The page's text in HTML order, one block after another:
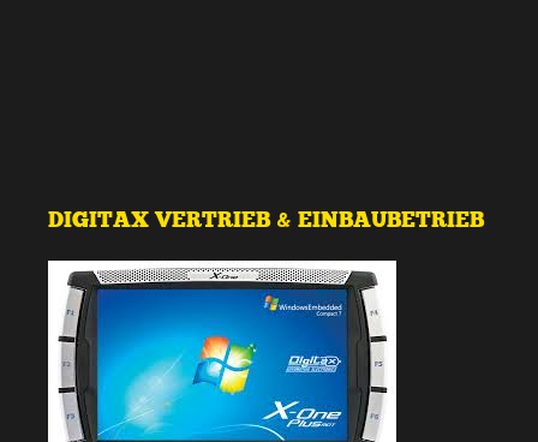
DIGITAX VERTRIEB & EINBAUBETRIEB